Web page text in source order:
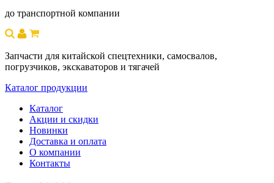
до транспортной компании
Запчасти для китайской спецтехники, самосвалов,
погрузчиков, экскаваторов и тягачей
Каталог продукции
Каталог
Акции и скидки
Новинки
Доставка и оплата
О компании
Контакты